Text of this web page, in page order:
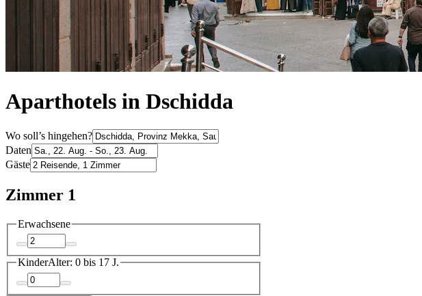
Aparthotels in Dschidda
Wo soll’s hingehen?
Daten
Gäste
Zimmer 1
Erwachsene
KinderAlter: 0 bis 17 J.